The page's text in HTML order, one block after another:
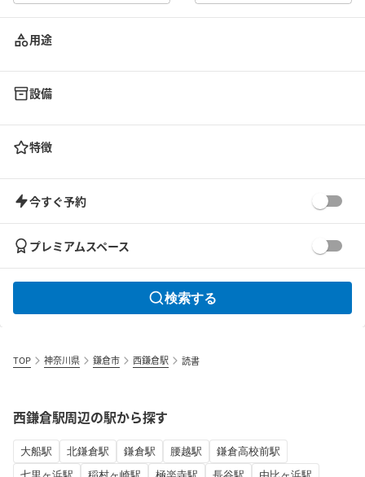
用途
設備
特徴
今すぐ予約
プレミアムスペース
検索する
TOP 神奈川県 鎌倉市 西鎌倉駅 読書
西鎌倉駅周辺の駅から探す
大船駅 北鎌倉駅 鎌倉駅 腰越駅
鎌倉高校前駅